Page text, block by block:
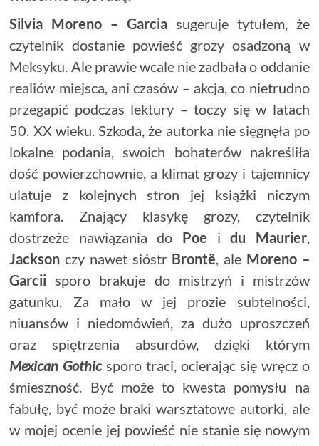
Silvia Moreno – Garcia sugeruje tytułem, że
czytelnik dostanie powieść grozy osadzoną w
Meksyku. Ale prawie wcale nie zadbała o oddanie
realiów miejsca, ani czasów – akcja, co nietrudno
przegapić podczas lektury – toczy się w latach
50. XX wieku. Szkoda, że autorka nie sięgnęła po
lokalne podania, swoich bohaterów nakreśliła
dość powierzchownie, a klimat grozy i tajemnicy
ulatuje z kolejnych stron jej książki niczym
kamfora. Znający klasykę grozy, czytelnik
dostrzeże nawiązania do Poe idu Maurier,
Jackson czy nawet sióstr Brontë, ale Moreno –
Garciisporo brakuje do mistrzyń i mistrzów
gatunku. Za mało w jej prozie subtelności,
niuansów i niedomówień, za dużo uproszczeń
oraz spiętrzenia absurdów, dzięki którym
Mexican Gothicsporo traci, ocierając się wręcz o
śmieszność. Być może to kwesta pomysłu na
fabułę, być może braki warsztatowe autorki, ale
w mojej ocenie jej powieść nie stanie się nowym